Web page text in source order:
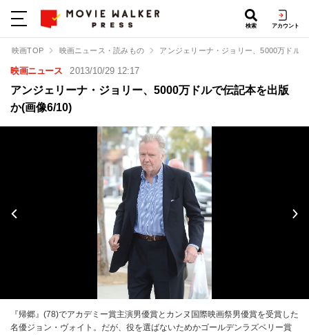
検索 アカウント
映画TOP 映画ニュース・読みもの アンジェリーナ・ジョリー、5000万ドル
映画ニュース 2013/10/29 12:17
アンジェリーナ・ジョリー、5000万ドルで伝記本を出版
か(画像6/10)
『帰郷』(78)でアカデミー賞主演男優賞とカンヌ国際映画祭男優賞を受賞した
名優ジョン・ヴォイト。だが、役を選ばないためかゴールデンラズベリー賞